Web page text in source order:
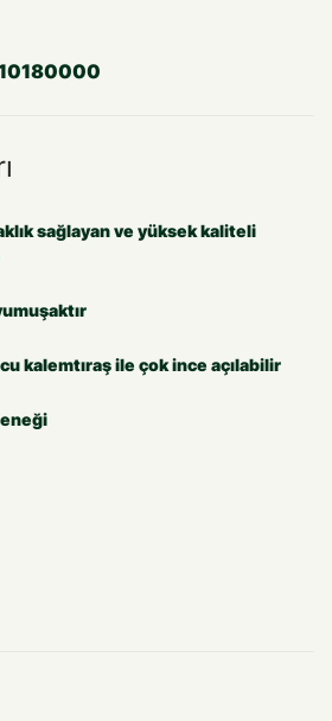
sağlayan ve yüksek kaliteli
kalemtıraş ile çok ince açılabilir